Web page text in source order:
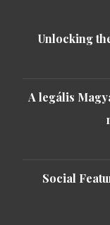
Unlocking
A legális
Social